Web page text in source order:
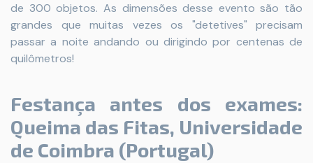
de 300 objetos. As dimensões desse evento são tão
grandes que muitas vezes os "detetives" precisam
passar a noite andando ou dirigindo por centenas de
quilômetros!
Festança antes dos exames:
Queima das Fitas, Universidade
de Coimbra (Portugal)